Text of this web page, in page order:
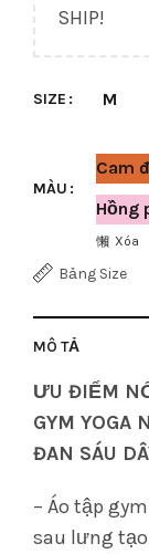
SHIP!
SIZE M
MÀU
Cam
Hồng
Xóa
Bảng Size
MÔ TẢ
ƯU ĐIỂM
GYM YOGA
ĐAN SÁU
– Áo tập
sau lưng